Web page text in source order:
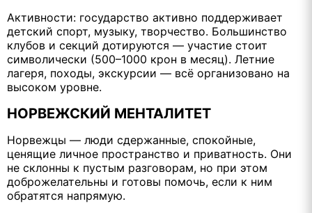
Активности: государство активно поддерживает
детский спорт, музыку, творчество. Большинство
клубов и секций дотируются — участие стоит
символически (500–1000 крон в месяц). Летние
лагеря, походы, экскурсии — всё организовано на
высоком уровне.
НОРВЕЖСКИЙ МЕНТАЛИТЕТ
Норвежцы — люди сдержанные, спокойные,
ценящие личное пространство и приватность. Они
не склонны к пустым разговорам, но при этом
доброжелательны и готовы помочь, если к ним
обратятся напрямую.